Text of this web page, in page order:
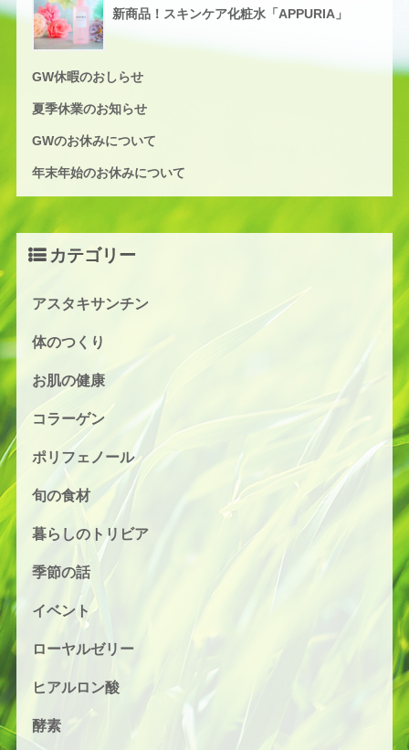
新商品！スキンケア化粧水「APPURIA」
GW休暇のおしらせ
夏季休業のお知らせ
GWのお休みについて
年末年始のお休みについて
カテゴリー
アスタキサンチン
体のつくり
お肌の健康
コラーゲン
ポリフェノール
旬の食材
暮らしのトリビア
季節の話
イベント
ローヤルゼリー
ヒアルロン酸
酵素